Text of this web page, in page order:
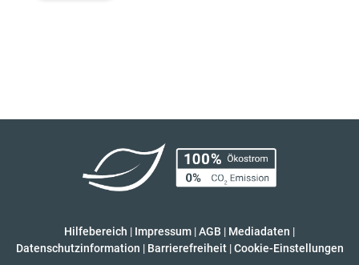
Hilfebereich | Impressum |AGB | Mediadaten |
Datenschutzinformation | Barrierefreiheit | Cookie-Einstellungen